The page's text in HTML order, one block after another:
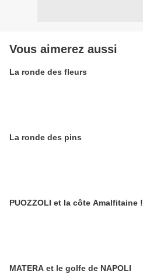
Vous aimerez aussi
La ronde des fleurs
La ronde des pins
PUOZZOLI et la côte Amalfitaine !
MATERA et le golfe de NAPOLI